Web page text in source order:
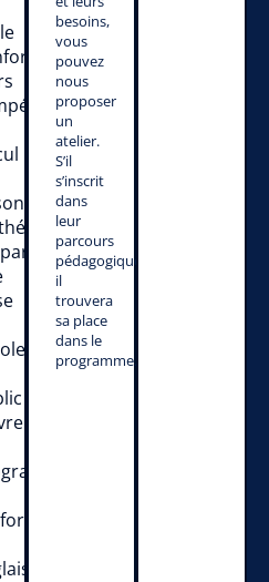
besoins,
vous
pouvez
nous
proposer
un
atelier.
S’il
s’inscrit
dans
leur
parcours
pédagogique,
il
trouvera
sa place
dans le
programme.